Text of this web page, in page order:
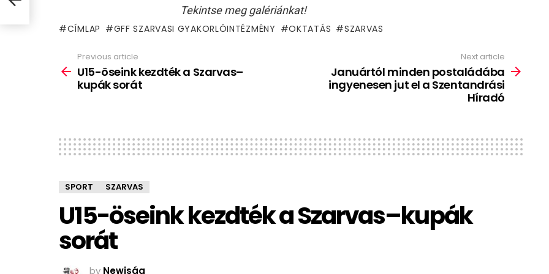
Tekintse meg galériánkat!
CÍMLAP GFF SZARVASI GYAKORLÓINTÉZMÉNY OKTATÁS SZARVAS
more
Previous article
U15-öseink kezdték a Szarvas–
kupák sorát
Next article
Januártól minden postaládába
ingyenesen jut el a Szentandrási
Híradó
SPORT SZARVAS
U15-öseink kezdték a Szarvas–kupák
sorát
by Newjság